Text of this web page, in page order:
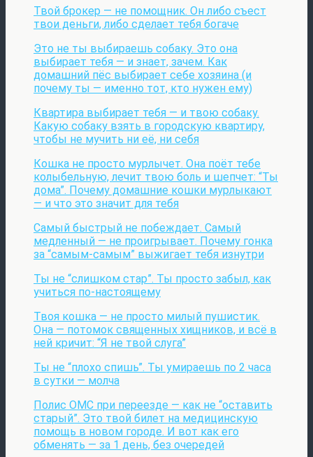
Твой брокер — не помощник. Он либо съест
твои деньги, либо сделает тебя богаче
Это не ты выбираешь собаку. Это она
выбирает тебя — и знает, зачем. Как
домашний пёс выбирает себе хозяина (и
почему ты — именно тот, кто нужен ему)
Квартира выбирает тебя — и твою собаку.
Какую собаку взять в городскую квартиру,
чтобы не мучить ни её, ни себя
Кошка не просто мурлычет. Она поёт тебе
колыбельную, лечит твою боль и шепчет: “Ты
дома”. Почему домашние кошки мурлыкают
— и что это значит для тебя
Самый быстрый не побеждает. Самый
медленный — не проигрывает. Почему гонка
за “самым-самым” выжигает тебя изнутри
Ты не “слишком стар”. Ты просто забыл, как
учиться по-настоящему
Твоя кошка — не просто милый пушистик.
Она — потомок священных хищников, и всё в
ней кричит: “Я не твой слуга”
Ты не “плохо спишь”. Ты умираешь по 2 часа
в сутки — молча
Полис ОМС при переезде — как не “оставить
старый”. Это твой билет на медицинскую
помощь в новом городе. И вот как его
обменять — за 1 день, без очередей